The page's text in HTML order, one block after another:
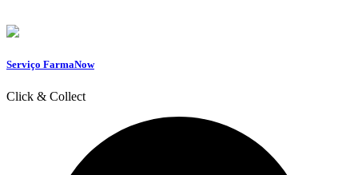
Serviço FarmaNow
Click & Collect